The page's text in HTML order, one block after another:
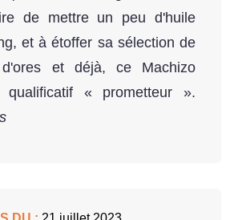
de mettre un peu d'huile
et à étoffer sa sélection de
et déjà, ce Machizo
qualificatif « prometteur ».